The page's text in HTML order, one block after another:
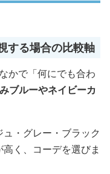
する場合の比較軸
かで「何にでも合わ
ブルーやネイビーカ
・グレー・ブラック
く、コーデを選びま